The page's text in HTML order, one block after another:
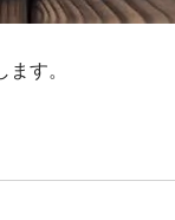
す。